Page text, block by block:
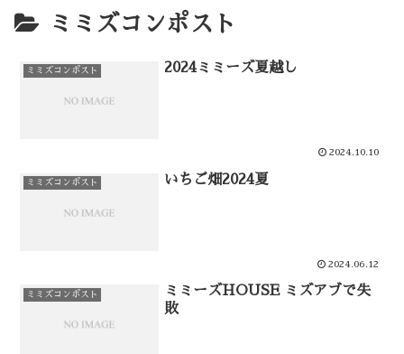
ミミズコンポスト
ミミズコンポスト 2024ミミーズ夏越し
2024.10.10
ミミズコンポスト いちご畑2024夏
2024.06.12
ミミズコンポスト
ミミーズHOUSE ミズアブで失
敗